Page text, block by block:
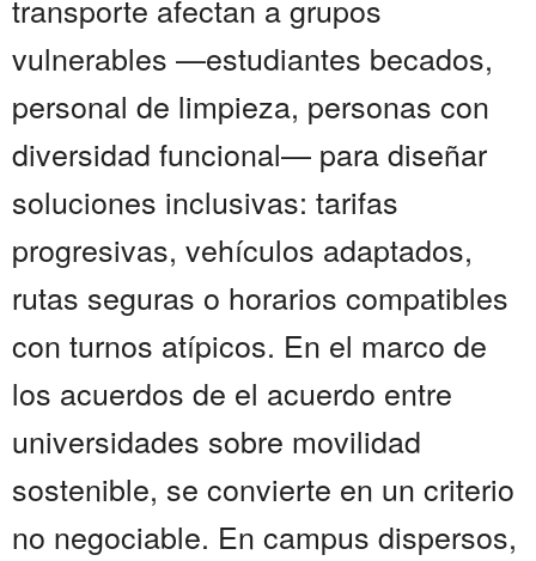
transporte afectan a grupos
vulnerables —estudiantes becados,
personal de limpieza, personas con
diversidad funcional— para diseñar
soluciones inclusivas: tarifas
progresivas, vehículos adaptados,
rutas seguras o horarios compatibles
con turnos atípicos. En el marco de
los acuerdos de el acuerdo entre
universidades sobre movilidad
sostenible, se convierte en un criterio
no negociable. En campus dispersos,